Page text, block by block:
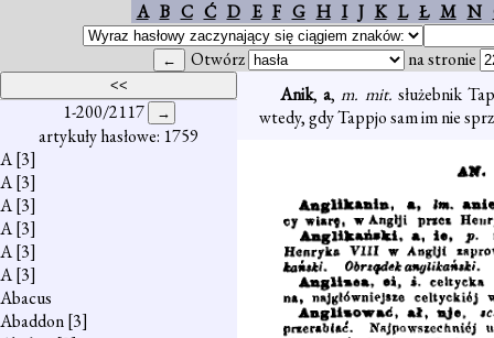
A B C Ć D E F G H I J K L Ł M N
Otwórz na stronie
1-200/2117
artykuły hasłowe: 1759
A[3]
A[3]
A[3]
A[3]
A[3]
A[3]
Abacus
Abaddon[3]
Anik,a,m. mit.służebnik
wtedy, gdy Tappjo sam im nie